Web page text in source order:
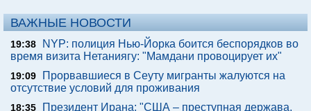
ВАЖНЫЕ НОВОСТИ
19:38
NYP: полиция Нью-Йорка боится беспорядков во
время визита Нетаниягу: "Мамдани провоцирует их"
19:09
Прорвавшиеся в Сеуту мигранты жалуются на
отсутствие условий для проживания
18:35
Президент Ирана: "США – преступная держава,